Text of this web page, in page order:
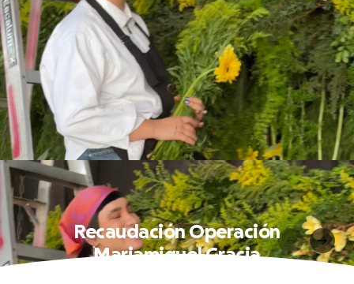
Recaudación Operación
Mariamiguel Gracia